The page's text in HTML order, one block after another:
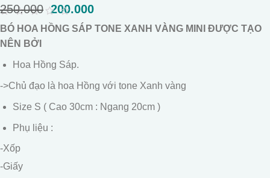
0
out
of
250.000 Giá
gốc
là:
200.000
tại
BÓ HOA HỒNG SÁP TONE XANH VÀNG MINI ĐƯỢC TẠO
NÊN BỞI
Hoa Hồng Sáp.
->Chủ đạo là hoa Hồng với tone Xanh vàng
Size S ( Cao 30cm : Ngang 20cm )
Phụ liệu :
-Xốp
-Giấy